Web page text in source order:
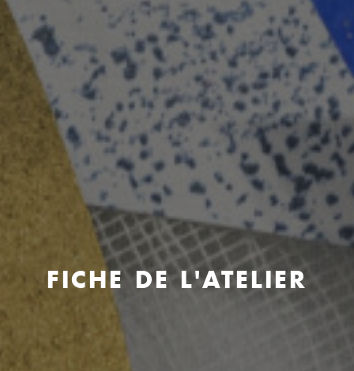
FICHE DE L'ATELIER